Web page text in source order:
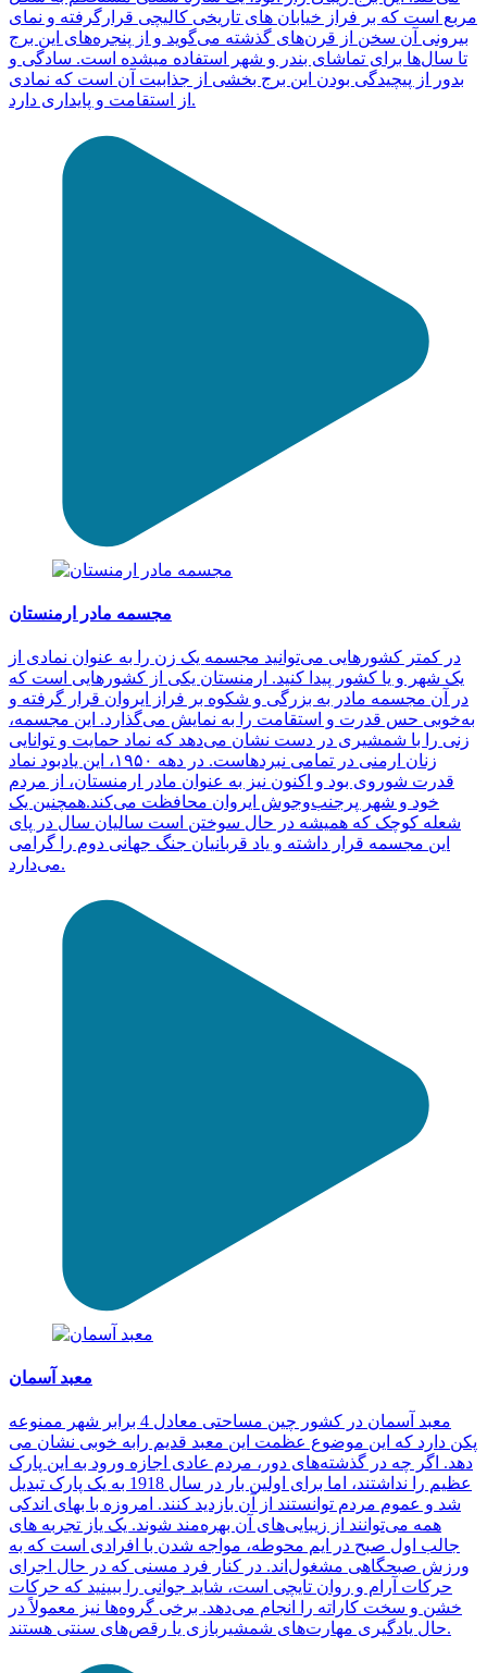
مربع است که بر فراز خیابان های تاریخی کالیچی قرارگرفته و نمای
بیرونی آن سخن از قرن‌های گذشته می‌گوید و از پنجره‌های این برج
تا سال‌ها برای تماشای بندر و شهر استفاده میشده است. سادگی و
بدور از پیچیدگی بودن این برج بخشی از جذابیت آن است که نمادی
از استقامت و پایداری دارد.
مجسمه مادر ارمنستان
در کمتر کشورهایی می‌توانید مجسمه یک زن را به عنوان نمادی از
یک شهر و یا کشور پیدا کنید. ارمنستان یکی از کشورهایی است که
در آن مجسمه مادر به بزرگی و شکوه بر فراز ایروان قرار گرفته و
به‌خوبی حس قدرت و استقامت را به نمایش می‌گذارد. این مجسمه،
زنی را با شمشیری در دست نشان می‌دهد که نماد حمایت و توانایی
زنان ارمنی در تمامی نبردهاست. در دهه ۱۹۵۰، این یادبود نماد
قدرت شوروی بود و اکنون نیز به عنوان مادر ارمنستان، از مردم
خود و شهر پرجنب‌وجوش ایروان محافظت می‌کند.همچنین یک
شعله کوچک که همیشه در حال سوختن است سالیان سال در پای
این مجسمه قرار داشته و یاد قربانیان جنگ جهانی دوم را گرامی
می‌دارد.
معبد آسمان
معبد آسمان در کشور چین مساحتی معادل 4 برابر شهر ممنوعه
پکن دارد که این موضوع عظمت این معبد قدیم رابه خوبی نشان می
دهد. اگر چه در گذشته‌های دور، مردم عادی اجازه ورود به این پارک
عظیم را نداشتند، اما برای اولین بار در سال 1918 به یک پارک تبدیل
شد و عموم مردم توانستند از آن بازدید کنند. امروزه با بهای اندکی
همه می‌توانند از زیبایی‌های آن بهره‌مند شوند. یک یاز تجربه های
جالب اول صبح در ایم محوطه، مواجه شدن با افرادی است که به
ورزش صبحگاهی مشغول‌اند. در کنار فرد مسنی که در حال اجرای
حرکات آرام و روان تایچی است، شاید جوانی را ببینید که حرکات
خشن و سخت کاراته را انجام می‌دهد. برخی گروه‌ها نیز معمولاً در
حال یادگیری مهارت‌های شمشیربازی یا رقص‌های سنتی هستند.